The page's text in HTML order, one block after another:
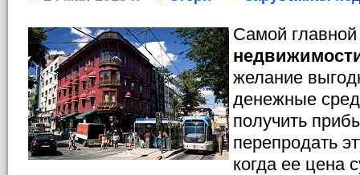
Самой
желание
денежные
получить
перепродать
когда ее цена